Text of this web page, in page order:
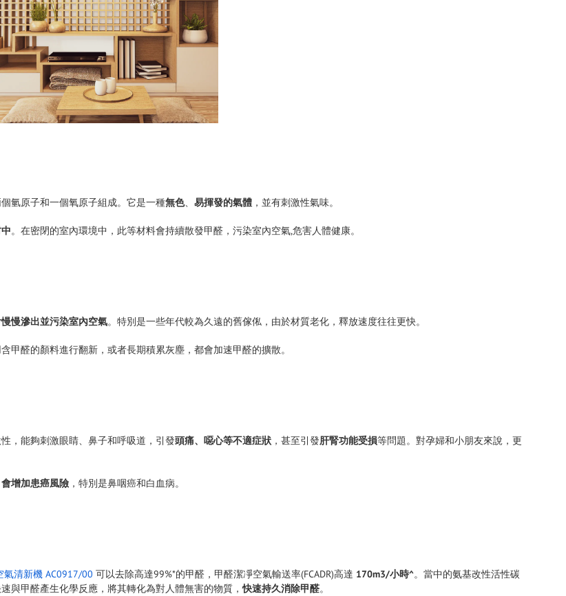
氫原子和一個氧原子組成。它是一種無色、 易揮發的氣體 ，並有刺激性氣味。
。在密閉的室內環境中，此等材料會持續散發甲醛，污染室內空氣,危害人體健康。
慢滲出並污染室內空氣。特別是一些年代較為久遠的舊傢俬，由於材質老化，釋放速度往往更快。
甲醛的顏料進行翻新，或者長期積累灰塵，都會加速甲醛的擴散。
，能夠刺激眼睛、鼻子和呼吸道，引發頭痛、噁心等不適症狀 ，甚至引發肝腎功能受損等問題。對孕婦和小朋友來說，更
會增加患癌風險 ，特別是鼻咽癌和白血病。
氣清新機 AC0917/00 可以去除高達99%*的甲醛，甲醛潔凈空氣輸送率(FCADR)高達 170m3/小時^。當中的氨基改性活性碳
與甲醛產生化學反應，將其轉化為對人體無害的物質，快速持久消除甲醛。